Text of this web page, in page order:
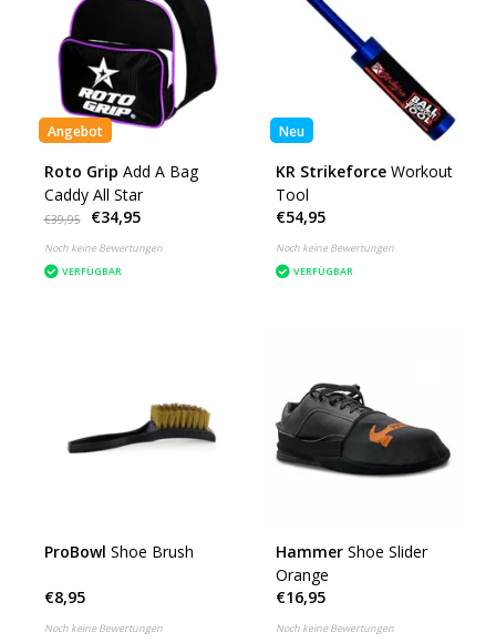
Angebot
Roto Grip Add A Bag
Caddy All Star
€39,95 €34,95
Noch keine Bewertungen
VERFÜGBAR
Neu
KR Strikeforce Workout
Tool
€54,95
Noch keine Bewertungen
VERFÜGBAR
ProBowl Shoe Brush
€8,95
Noch keine Bewertungen
Hammer Shoe Slider
Orange
€16,95
Noch keine Bewertungen